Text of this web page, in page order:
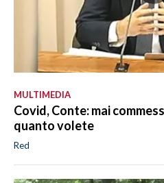
MULTIMEDIA
Covid, Conte: mai
quanto volete
Red